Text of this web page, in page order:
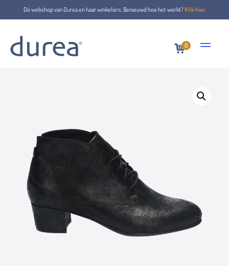
Dé webshop van Durea en haar winkeliers. Benieuwd hoe het werkt?Klik hier
0
Home Veterboots